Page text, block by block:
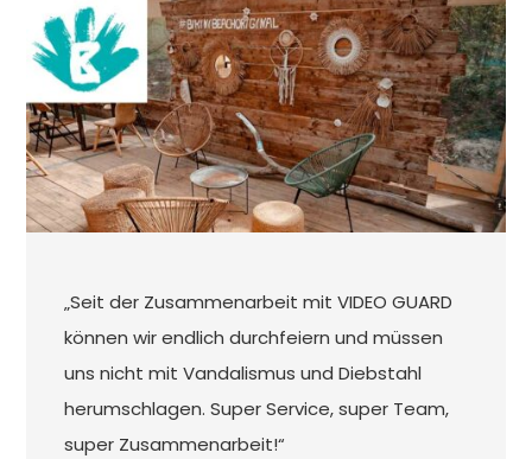
„Seit der Zusammenarbeit mit VIDEO GUARD
können wir endlich durchfeiern und müssen
uns nicht mit Vandalismus und Diebstahl
herumschlagen. Super Service, super Team,
super Zusammenarbeit!“